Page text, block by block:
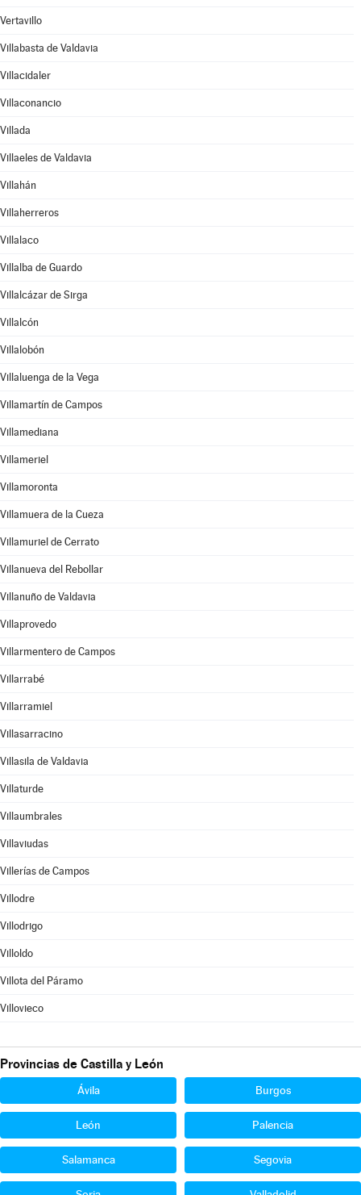
Vertavillo
Villabasta de Valdavia
Villacidaler
Villaconancio
Villada
Villaeles de Valdavia
Villahán
Villaherreros
Villalaco
Villalba de Guardo
Villalcázar de Sirga
Villalcón
Villalobón
Villaluenga de la Vega
Villamartín de Campos
Villamediana
Villameriel
Villamoronta
Villamuera de la Cueza
Villamuriel de Cerrato
Villanueva del Rebollar
Villanuño de Valdavia
Villaprovedo
Villarmentero de Campos
Villarrabé
Villarramiel
Villasarracino
Villasila de Valdavia
Villaturde
Villaumbrales
Villaviudas
Villerías de Campos
Villodre
Villodrigo
Villoldo
Villota del Páramo
Villovieco
Provincias de Castilla y León
Ávila Burgos
León Palencia
Salamanca Segovia